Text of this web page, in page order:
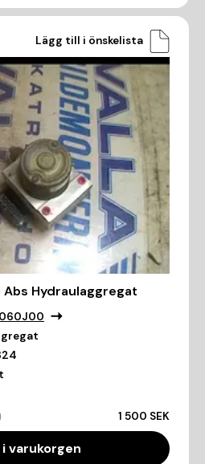
Lägg till i önskelista
Abs Hydraulaggregat
1 500 SEK
i varukorgen